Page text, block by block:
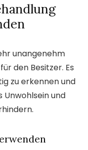
unangenehm
den Besitzer. Es
zu erkennen und
und